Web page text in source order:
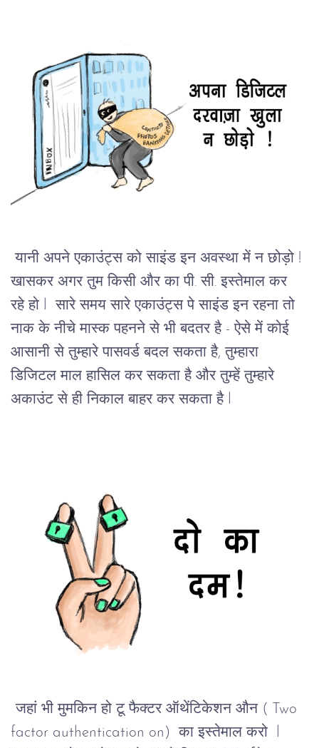
यानी अपने एकाउंट्स को साइंड इन अवस्था में न छोड़ो !
खासकर अगर तुम किसी और का पी. सी. इस्तेमाल कर
रहे हो l  सारे समय सारे एकाउंट्स पे साइंड इन रहना तो
नाक के नीचे मास्क पहनने से भी बदतर है - ऐसे में कोई
आसानी से तुम्हारे पासवर्ड बदल सकता है, तुम्हारा
डिजिटल माल हासिल कर सकता है और तुम्हें तुम्हारे
अकाउंट से ही निकाल बाहर कर सकता है l
जहां भी मुमकिन हो टू फैक्टर ऑथेंटिकेशन औन ( Two
factor authentication on)  का इस्तेमाल करो  l